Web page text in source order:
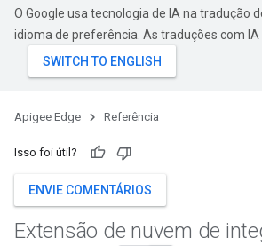
O Google usa tecnologia de IA na tradução
idioma de preferência. As traduções com IA
Apigee Edge Referência
Isso foi útil?
ENVIE COMENTÁRIOS
Extensão de nuvem de